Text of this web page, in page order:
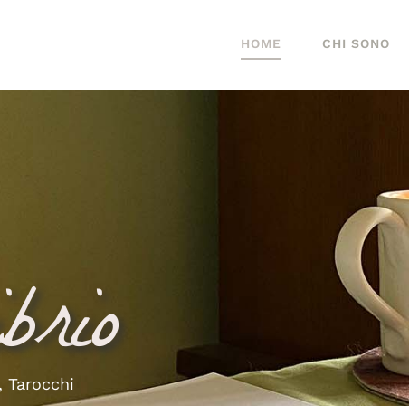
HOME CHI SONO
Tarocchi